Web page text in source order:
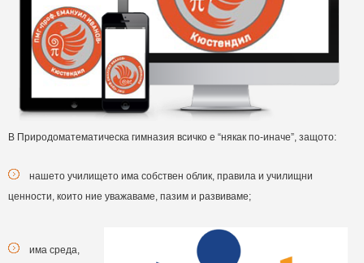
В Природоматематическа гимназия всичко е “някак по-иначе”, защото:
нашето училището има собствен облик, правила и училищни
ценности, които ние уважаваме, пазим и развиваме;
има среда,